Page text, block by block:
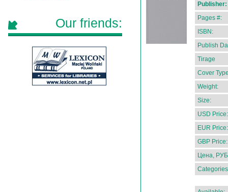
Publisher:
Pages #:
ISBN:
Publish
Tirage
Cover
Weight:
Size:
USD Price:
EUR Price:
GBP Price:
Цена,
Our friends: